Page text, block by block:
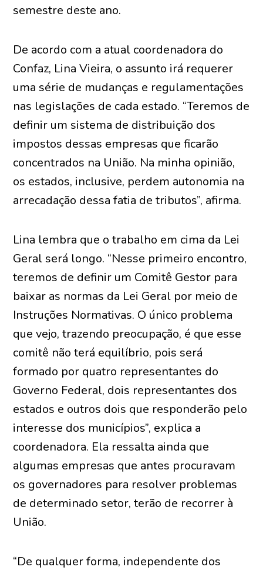
semestre deste ano.
De acordo com a atual coordenadora do
Confaz, Lina Vieira, o assunto irá requerer
uma série de mudanças e regulamentações
nas legislações de cada estado. “Teremos de
definir um sistema de distribuição dos
impostos dessas empresas que ficarão
concentrados na União. Na minha opinião,
os estados, inclusive, perdem autonomia na
arrecadação dessa fatia de tributos”, afirma.
Lina lembra que o trabalho em cima da Lei
Geral será longo. “Nesse primeiro encontro,
teremos de definir um Comitê Gestor para
baixar as normas da Lei Geral por meio de
Instruções Normativas. O único problema
que vejo, trazendo preocupação, é que esse
comitê não terá equilíbrio, pois será
formado por quatro representantes do
Governo Federal, dois representantes dos
estados e outros dois que responderão pelo
interesse dos municípios”, explica a
coordenadora. Ela ressalta ainda que
algumas empresas que antes procuravam
os governadores para resolver problemas
de determinado setor, terão de recorrer à
União.
“De qualquer forma, independente dos